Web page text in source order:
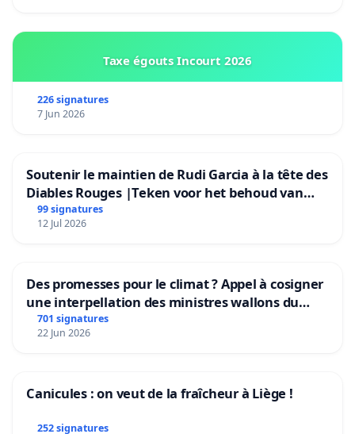
Taxe égouts Incourt 2026
226 signatures
7 Jun 2026
Soutenir le maintien de Rudi Garcia à la tête des
Diables Rouges |Teken voor het behoud van
Rudi Garcia als bondscoach
99 signatures
12 Jul 2026
Des promesses pour le climat ? Appel à cosigner
une interpellation des ministres wallons du
climat et de l’environnement.
701 signatures
22 Jun 2026
Canicules : on veut de la fraîcheur à Liège !
252 signatures